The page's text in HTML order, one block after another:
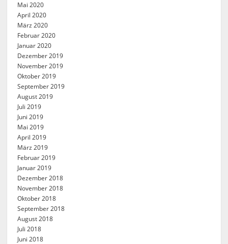
Mai 2020
April 2020
März 2020
Februar 2020
Januar 2020
Dezember 2019
November 2019
Oktober 2019
September 2019
August 2019
Juli 2019
Juni 2019
Mai 2019
April 2019
März 2019
Februar 2019
Januar 2019
Dezember 2018
November 2018
Oktober 2018
September 2018
August 2018
Juli 2018
Juni 2018